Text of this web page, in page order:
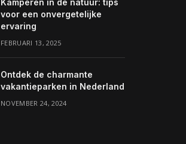
Kamperen in de natuur: tips
voor een onvergetelijke
ervaring
FEBRUARI 13, 2025
Ontdek de charmante
vakantieparken in Nederland
NOVEMBER 24, 2024